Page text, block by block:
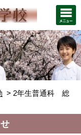
2年生普通科 総